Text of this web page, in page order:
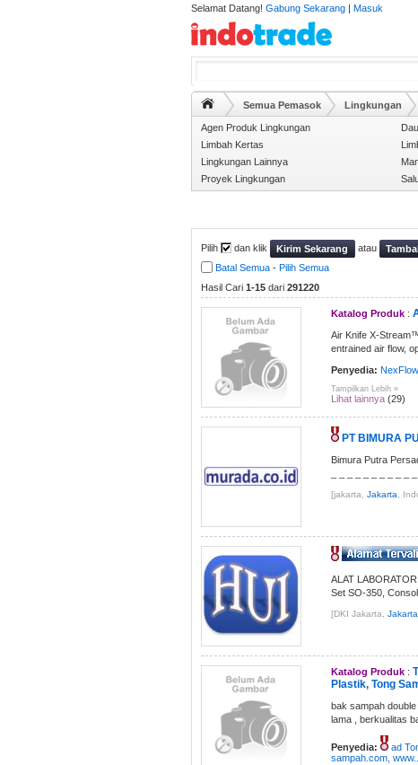
Selamat Datang! Gabung Sekarang | Masuk
Semua Pemasok Lingkungan
Agen Produk Lingkungan
Limbah Kertas
Lingkungan Lainnya
Proyek Lingkungan
Pilih dan klik Kirim Sekarang atau
Batal Semua - Pilih Semua
Hasil Cari 1-15 dari 291220
Katalog Produk :
Air Knife X-
entrained air flow,
Penyedia:
Tampilkan Lebih »
Lihat lainnya (29)
PT BIMURA
Bimura Putra
[jakarta, Jakarta ,
ALAT
Set SO-350,
[DKI Jakarta, Jakarta
Katalog Produk :
Plastik, Tong
bak sampah
lama , berkualitas
Penyedia:
ad
sampah.com, www....